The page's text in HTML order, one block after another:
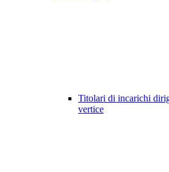
Titolari di incarichi
vertice